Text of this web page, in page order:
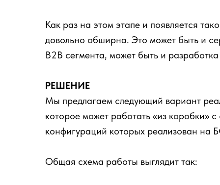
Как раз на этом этапе и появляется
довольно обширна. Это может быть и
В2В сегмента, может быть и
РЕШЕНИЕ
Мы предлагаем следующий вариант
которое может работать «из коробки»
конфигураций которых реализован на
Общая схема работы выглядит так: